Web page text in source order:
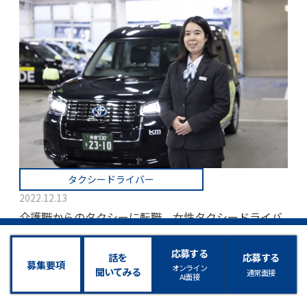
タクシードライバー
2022.12.13
介護職からのタクシーに転職。女性タクシードライバ
ーとして活躍中！4年を経て得たスキルと新たな気づ
募集要項
話を
聞いてみる
応募する
オンライン
AI面接
応募する
通常面接